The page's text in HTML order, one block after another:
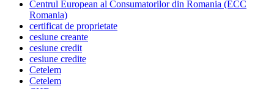
Centrul European al Consumatorilor din Romania (ECC
Romania)
certificat de proprietate
cesiune creante
cesiune credit
cesiune credite
Cetelem
Cetelem